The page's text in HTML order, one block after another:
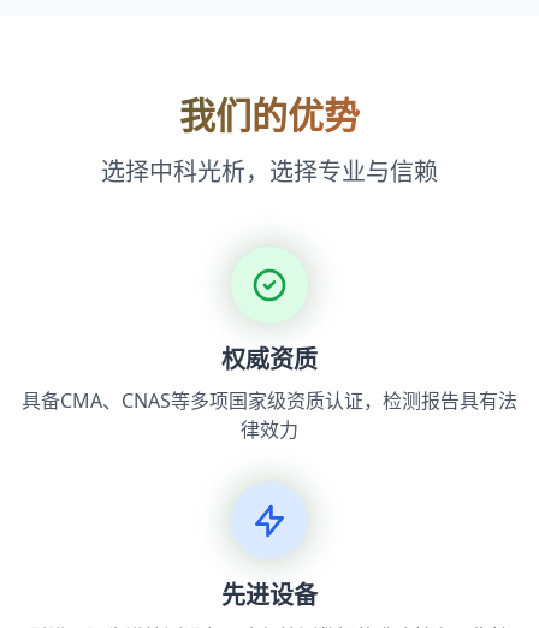
我们的优势
选择中科光析，选择专业与信赖
权威资质
具备CMA、CNAS等多项国家级资质认证，检测报告具有法
律效力
先进设备